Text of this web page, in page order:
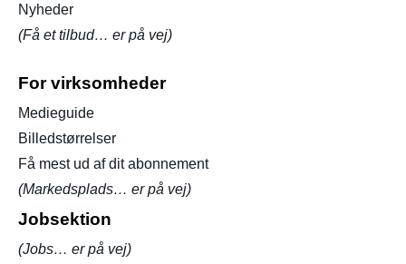
Nyheder
(Få et tilbud… er på vej)
For virksomheder
Medieguide
Billedstørrelser
Få mest ud af dit abonnement
(Markedsplads… er på vej)
Jobsektion
(Jobs… er på vej)